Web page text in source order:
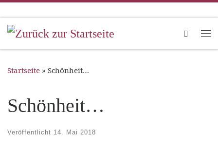
Zum Inhalt springen
Search
Startseite » Schönheit…
Schönheit…
Veröffentlicht 14. Mai 2018